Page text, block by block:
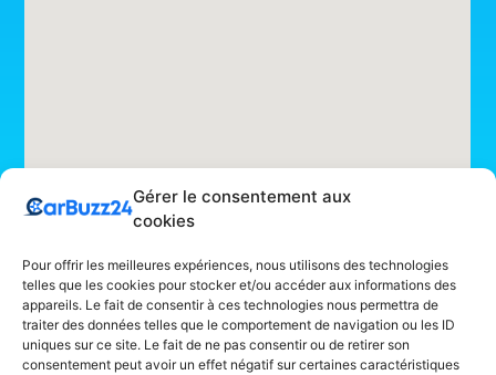
Gérer le consentement aux
cookies
Pour offrir les meilleures expériences, nous utilisons des technologies
telles que les cookies pour stocker et/ou accéder aux informations des
appareils. Le fait de consentir à ces technologies nous permettra de
traiter des données telles que le comportement de navigation ou les ID
uniques sur ce site. Le fait de ne pas consentir ou de retirer son
consentement peut avoir un effet négatif sur certaines caractéristiques